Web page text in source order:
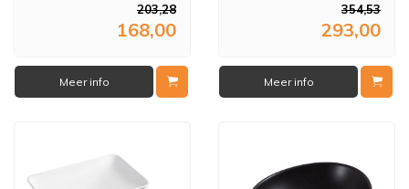
203,28
168,00
Meer info
354,53
293,00
Meer info